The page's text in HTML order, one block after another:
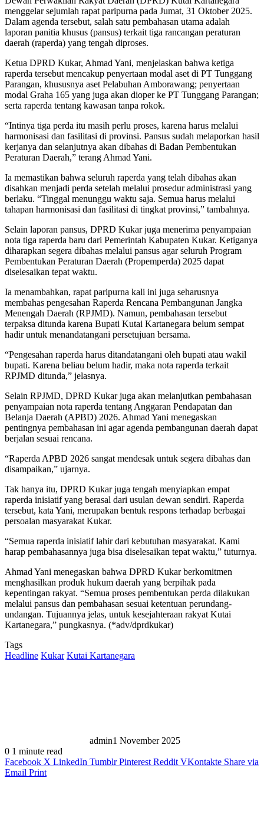
menggelar sejumlah rapat paripurna pada Jumat, 31 Oktober 2025.
Dalam agenda tersebut, salah satu pembahasan utama adalah
laporan panitia khusus (pansus) terkait tiga rancangan peraturan
daerah (raperda) yang tengah diproses.
Ketua DPRD Kukar, Ahmad Yani, menjelaskan bahwa ketiga
raperda tersebut mencakup penyertaan modal aset di PT Tunggang
Parangan, khususnya aset Pelabuhan Amborawang; penyertaan
modal Graha 165 yang juga akan dioper ke PT Tunggang Parangan;
serta raperda tentang kawasan tanpa rokok.
“Intinya tiga perda itu masih perlu proses, karena harus melalui
harmonisasi dan fasilitasi di provinsi. Pansus sudah melaporkan hasil
kerjanya dan selanjutnya akan dibahas di Badan Pembentukan
Peraturan Daerah,” terang Ahmad Yani.
Ia memastikan bahwa seluruh raperda yang telah dibahas akan
disahkan menjadi perda setelah melalui prosedur administrasi yang
berlaku. “Tinggal menunggu waktu saja. Semua harus melalui
tahapan harmonisasi dan fasilitasi di tingkat provinsi,” tambahnya.
Selain laporan pansus, DPRD Kukar juga menerima penyampaian
nota tiga raperda baru dari Pemerintah Kabupaten Kukar. Ketiganya
diharapkan segera dibahas melalui pansus agar seluruh Program
Pembentukan Peraturan Daerah (Propemperda) 2025 dapat
diselesaikan tepat waktu.
Ia menambahkan, rapat paripurna kali ini juga seharusnya
membahas pengesahan Raperda Rencana Pembangunan Jangka
Menengah Daerah (RPJMD). Namun, pembahasan tersebut
terpaksa ditunda karena Bupati Kutai Kartanegara belum sempat
hadir untuk menandatangani persetujuan bersama.
“Pengesahan raperda harus ditandatangani oleh bupati atau wakil
bupati. Karena beliau belum hadir, maka nota raperda terkait
RPJMD ditunda,” jelasnya.
Selain RPJMD, DPRD Kukar juga akan melanjutkan pembahasan
penyampaian nota raperda tentang Anggaran Pendapatan dan
Belanja Daerah (APBD) 2026. Ahmad Yani menegaskan
pentingnya pembahasan ini agar agenda pembangunan daerah dapat
berjalan sesuai rencana.
“Raperda APBD 2026 sangat mendesak untuk segera dibahas dan
disampaikan,” ujarnya.
Tak hanya itu, DPRD Kukar juga tengah menyiapkan empat
raperda inisiatif yang berasal dari usulan dewan sendiri. Raperda
tersebut, kata Yani, merupakan bentuk respons terhadap berbagai
persoalan masyarakat Kukar.
“Semua raperda inisiatif lahir dari kebutuhan masyarakat. Kami
harap pembahasannya juga bisa diselesaikan tepat waktu,” tuturnya.
Ahmad Yani menegaskan bahwa DPRD Kukar berkomitmen
menghasilkan produk hukum daerah yang berpihak pada
kepentingan rakyat. “Semua proses pembentukan perda dilakukan
melalui pansus dan pembahasan sesuai ketentuan perundang-
undangan. Tujuannya jelas, untuk kesejahteraan rakyat Kutai
Kartanegara,” pungkasnya. (*adv/dprdkukar)
Tags
Headline Kukar Kutai Kartanegara
admin1 November 2025
0 1 minute read
Facebook X LinkedIn Tumblr Pinterest Reddit VKontakte Share via
Email Print